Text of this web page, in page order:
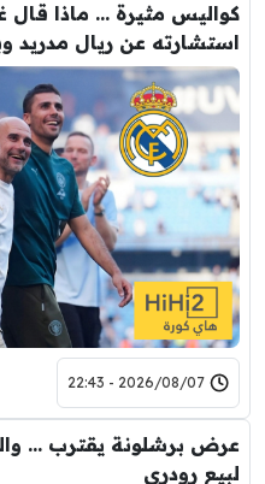
كواليس مثيرة … ماذا قال
استشارته عن ريال مدريد
2026/08/07 - 22:43
عرض برشلونة يقترب …
لبيع رودري